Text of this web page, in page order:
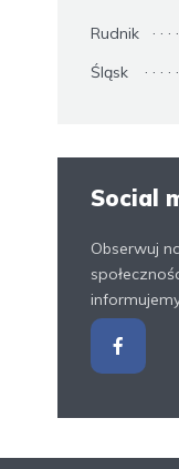
Rudnik
Śląsk
Social
Obserwuj